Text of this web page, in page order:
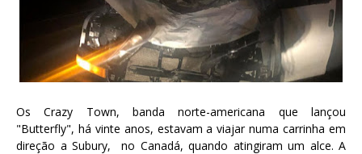
Os Crazy Town, banda norte-americana que lançou
"Butterfly", há vinte anos, estavam a viajar numa carrinha em
direção a Subury, no Canadá, quando atingiram um alce. A